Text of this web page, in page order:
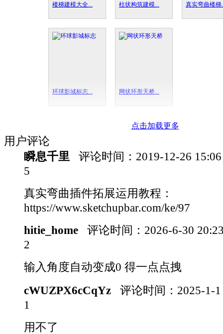
楼梯建模大全... 柱状构筑建模... 真实弯曲楼梯
环球影城标志... 网状环形天桥...
点击加载更多
用户评论
瞬息千里
评论时间： 2019-12-26
5
真实弯曲插件拓展运用教程：
https://www.sketchupbar.com/ke/97
hitie_home
评论时间： 2026-6-30
2
输入角度自动变成0 得一点点拽
cWUZPX6cCqYz
评论时间： 2025-1-
1
用不了